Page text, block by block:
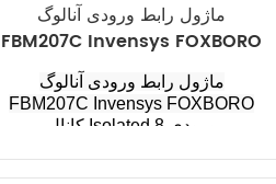
ماژول رابط ورودی آنالوگ
FBM207C Invensys FOXBORO
ماژول رابط ورودی آنالوگ
FBM207C Invensys FOXBORO
کانال Isolated 8 ورودی